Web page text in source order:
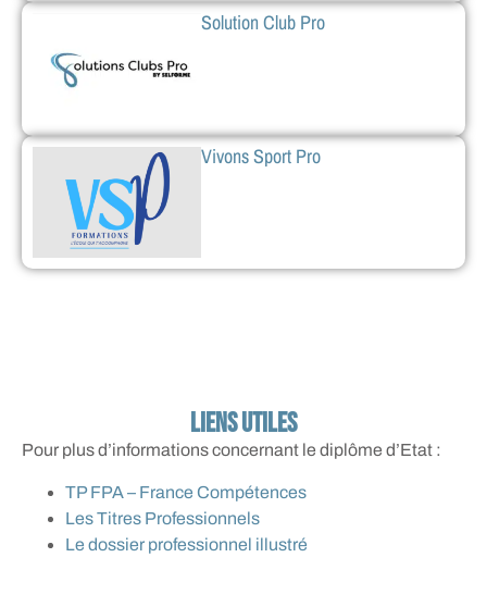
Solution Club Pro
Vivons Sport Pro
liens utiles
Pour plus d’informations concernant le diplôme d’Etat :
TP FPA – France Compétences
Les Titres Professionnels
Le dossier professionnel illustré